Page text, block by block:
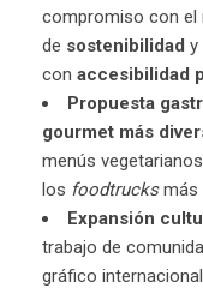
compromiso con el
de sostenibilidad y
con accesibilidad
Propuesta
gourmet más
menús
los foodtrucksmás
Expansión
trabajo de
gráfico